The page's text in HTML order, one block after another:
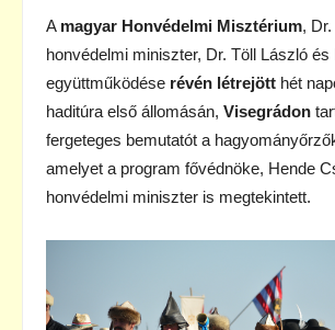
A magyar Honvédelmi Misztérium,
honvédelmi miniszter, Dr. Töll László és
együttműködése révén létrejött hét
haditúra első állomásán, Visegrádon
fergeteges bemutatót a
amelyet a program fővédnöke, Hende
honvédelmi miniszter is megtekintett.